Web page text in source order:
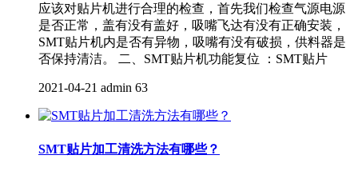
应该对贴片机进行合理的检查，首先我们检查气源电源
是否正常，盖有没有盖好，吸嘴飞达有没有正确安装，
SMT贴片机内是否有异物，吸嘴有没有破损，供料器是
否保持清洁。 二、SMT贴片机功能复位 ：SMT贴片
2021-04-21 admin 63
SMT贴片加工清洗方法有哪些？